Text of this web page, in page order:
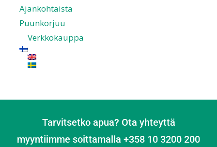
Ajankohtaista
Puunkorjuu
Verkkokauppa
Tarvitsetko apua? Ota yhteyttä
myyntiimme soittamalla +358 10 3200 200